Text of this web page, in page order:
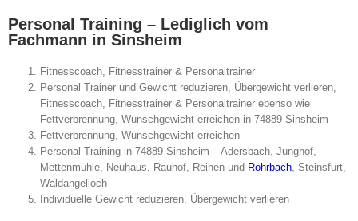
Personal Training – Lediglich vom
Fachmann in Sinsheim
Fitnesscoach, Fitnesstrainer & Personaltrainer
Personal Trainer und Gewicht reduzieren, Übergewicht verlieren,
Fitnesscoach, Fitnesstrainer & Personaltrainer ebenso wie
Fettverbrennung, Wunschgewicht erreichen in 74889 Sinsheim
Fettverbrennung, Wunschgewicht erreichen
Personal Training in 74889 Sinsheim – Adersbach, Junghof,
Mettenmühle, Neuhaus, Rauhof, Reihen und Rohrbach, Steinsfurt,
Waldangelloch
Individuelle Gewicht reduzieren, Übergewicht verlieren